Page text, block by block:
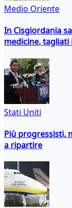
Medio Oriente
In Cisgiordania
medicine, tagliati
Stati Uniti
Più progressisti,
a ripartire